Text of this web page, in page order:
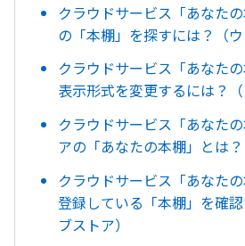
クラウドサービス「あなた
の「本棚」を探すには？（ウ
クラウドサービス「あなた
表示形式を変更するには？（
クラウドサービス「あなた
アの「あなたの本棚」とは？
クラウドサービス「あなた
登録している「本棚」を確
ブストア）